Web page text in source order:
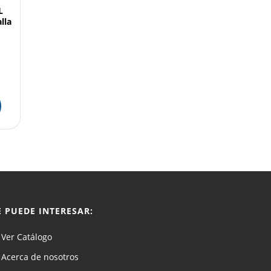
PUEDE INTERESAR:
Ver Catálogo
Acerca de nosotros